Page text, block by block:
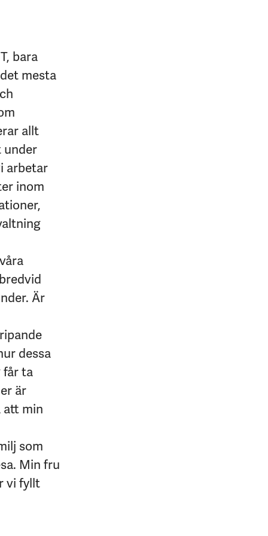
bara
mesta
allt
under
arbetar
inom
Är
dessa
får ta
är
att min
som
Min fru
vi fyllt